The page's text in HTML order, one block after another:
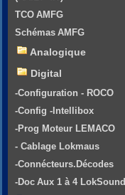
TCO AMFG
Schémas AMFG
Analogique
Digital
-Configuration - ROCO
-Config -Intellibox
-Prog Moteur LEMACO
- Cablage Lokmaus
-Connécteurs.Décodes
-Doc Aux 1 à 4 LokSound